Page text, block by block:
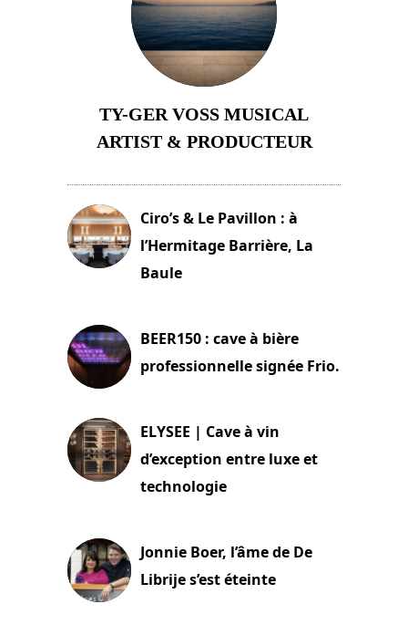
TY-GER VOSS MUSICAL
ARTIST & PRODUCTEUR
Ciro’s & Le Pavillon : à
l’Hermitage Barrière, La
Baule
BEER150 : cave à bière
professionnelle signée Frio.
ELYSEE | Cave à vin
d’exception entre luxe et
technologie
Jonnie Boer, l’âme de De
Librije s’est éteinte